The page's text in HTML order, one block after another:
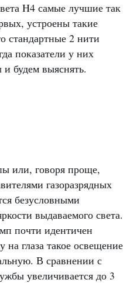
H4 самые лучшие так
устроены такие
стандартные 2 нити
показатели у них
будем выяснять.
или, говоря проще,
газоразрядных
безусловными
выдаваемого света.
почти идентичен
на глаза такое освещение
В сравнении с
увеличивается до 3